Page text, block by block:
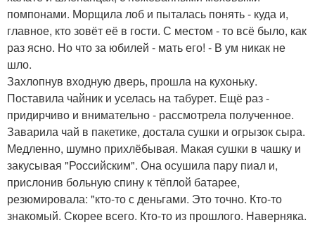
помпонами. Морщила лоб и пыталась понять - куда и,
главное, кто зовёт её в гости. С местом - то всё было, как
раз ясно. Но что за юбилей - мать его! - В ум никак не
шло.
Захлопнув входную дверь, прошла на кухоньку.
Поставила чайник и уселась на табурет. Ещё раз -
придирчиво и внимательно - рассмотрела полученное.
Заварила чай в пакетике, достала сушки и огрызок сыра.
Медленно, шумно прихлёбывая. Макая сушки в чашку и
закусывая "Российским". Она осушила пару пиал и,
прислонив больную спину к тёплой батарее,
резюмировала: "кто-то с деньгами. Это точно. Кто-то
знакомый. Скорее всего. Кто-то из прошлого. Наверняка.